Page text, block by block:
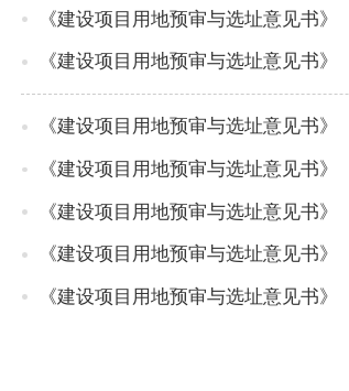
《建设项目用地预审与选址意见书
《建设项目用地预审与选址意见书
《建设项目用地预审与选址意见书
《建设项目用地预审与选址意见书
《建设项目用地预审与选址意见书
《建设项目用地预审与选址意见书
《建设项目用地预审与选址意见书